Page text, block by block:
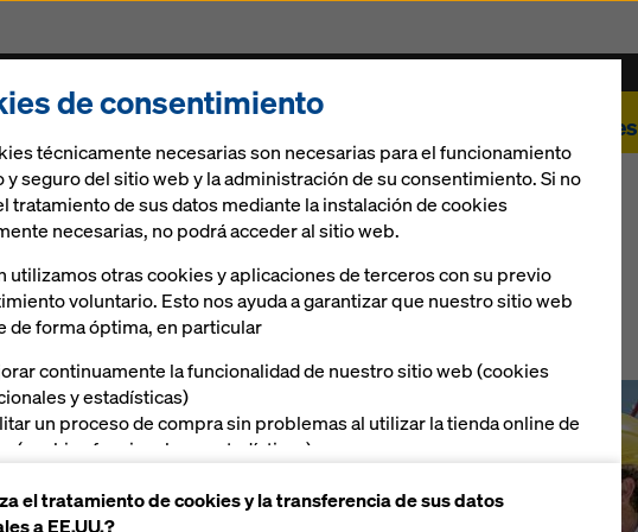
Novedades
uso
los planos
en la obra. Contienen
la solución de
de consentimiento
técnicamente necesarias son necesarias para el funcionamiento
y seguro del sitio web y la administración de su consentimiento. Si no
tratamiento de sus datos mediante la instalación de cookies
necesarias, no podrá acceder al sitio web.
utilizamos otras cookies y aplicaciones de terceros con su previo
voluntario. Esto nos ayuda a garantizar que nuestro sitio web
de forma óptima, en particular
continuamente la funcionalidad de nuestro sitio web (cookies
y estadísticas)
un proceso de compra sin problemas al utilizar la tienda online de
(cookies funcionales y estadísticas),
(cookies de marketing)
el tratamiento de cookies y la transferencia de sus datos
a EE.UU.?